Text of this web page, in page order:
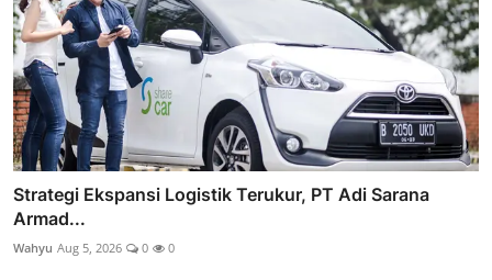
Strategi Ekspansi Logistik Terukur, PT Adi Sarana
Armad...
Wahyu Aug 5, 2026 0 0